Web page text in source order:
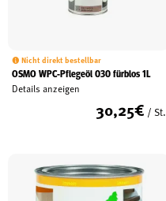
Nicht direkt bestellbar
OSMO WPC-Pflegeöl 030 fürblos 1L
Details anzeigen
30,25€ / St.